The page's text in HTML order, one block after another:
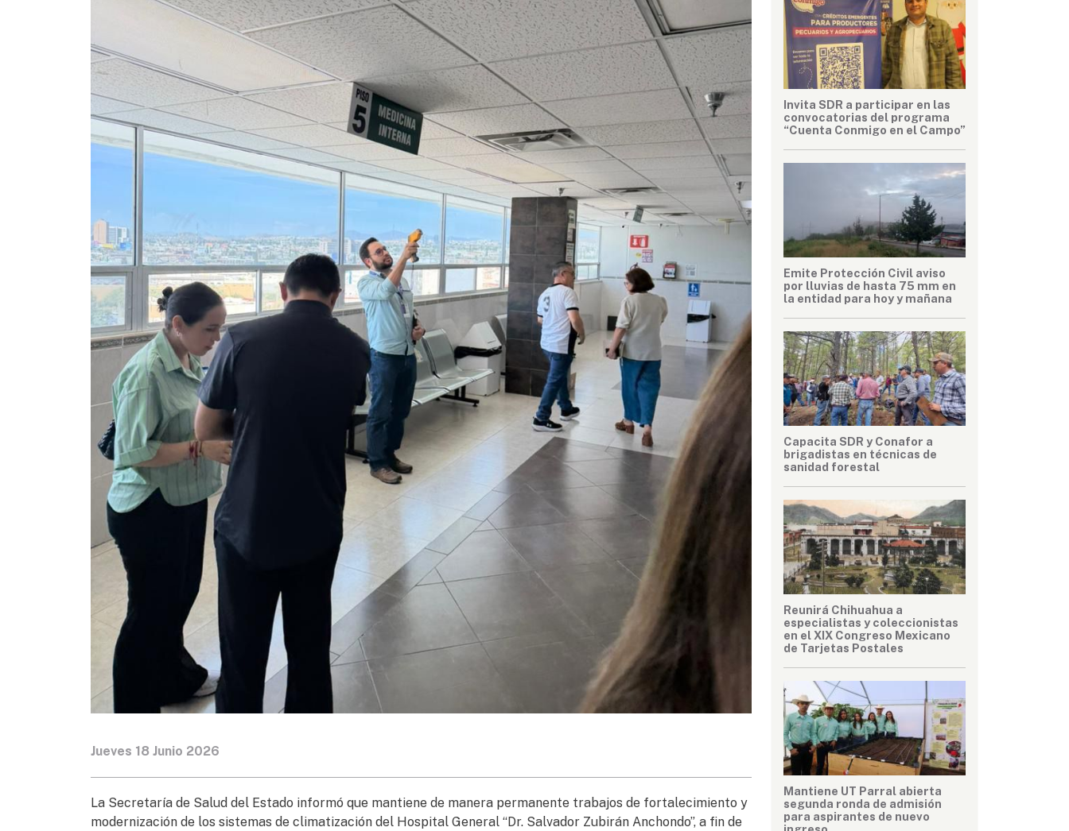
Jueves 18 Junio 2026
La Secretaría de Salud del Estado informó que mantiene de manera permanente trabajos de fortalecimiento y
modernización de los sistemas de climatización del Hospital General “Dr. Salvador Zubirán Anchondo”, a fin de
Invita SDR a participar en las
convocatorias del programa
“Cuenta Conmigo en el Campo”
Emite Protección Civil aviso
por lluvias de hasta 75 mm en
la entidad para hoy y mañana
Capacita SDR y Conafor a
brigadistas en técnicas de
sanidad forestal
Reunirá Chihuahua a
especialistas y coleccionistas
en el XIX Congreso Mexicano
de Tarjetas Postales
Mantiene UT Parral abierta
segunda ronda de admisión
para aspirantes de nuevo